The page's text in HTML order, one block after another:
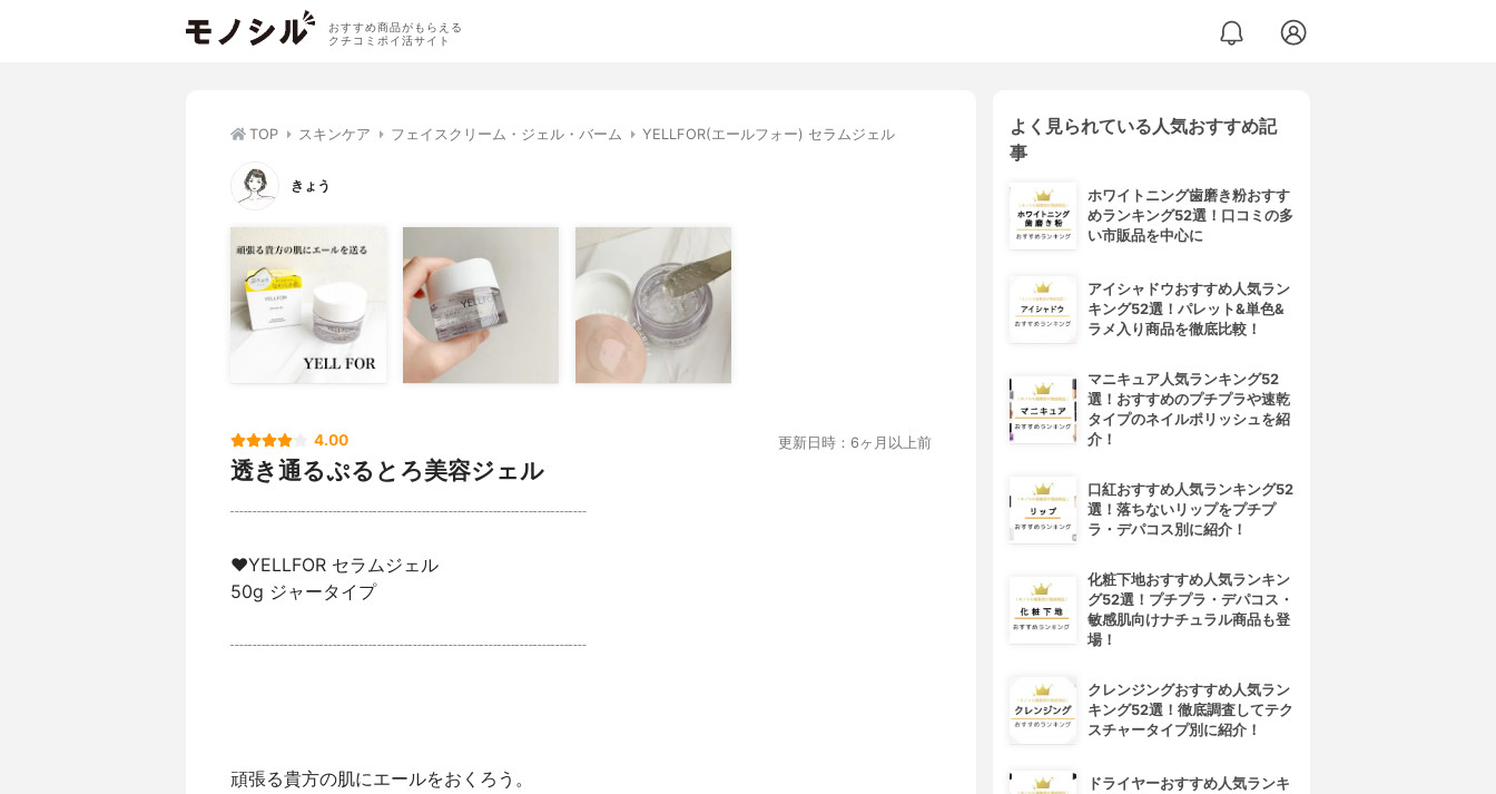
おすすめ商品がもらえる
クチコミポイ活サイト
TOP スキンケア フェイスクリーム・ジェル・バーム YELLFOR(エールフォー) セラムジェル
きょう
4.00 更新日時：6ヶ月以上前
透き通るぷるとろ美容ジェル
┈┈┈┈┈┈┈┈┈┈┈┈┈┈┈┈┈┈┈┈
♥YELLFOR セラムジェル
50g ジャータイプ
┈┈┈┈┈┈┈┈┈┈┈┈┈┈┈┈┈┈┈┈
頑張る貴方の肌にエールをおくろう。
よく見られている人気おすすめ記
事
ホワイトニング歯磨き粉おすす
めランキング52選！口コミの多
い市販品を中心に
アイシャドウおすすめ人気ラン
キング52選！パレット&単色&
ラメ入り商品を徹底比較！
マニキュア人気ランキング52
選！おすすめのプチプラや速乾
タイプのネイルポリッシュを紹
介！
口紅おすすめ人気ランキング52
選！落ちないリップをプチプ
ラ・デパコス別に紹介！
化粧下地おすすめ人気ランキン
グ52選！プチプラ・デパコス・
敏感肌向けナチュラル商品も登
場！
クレンジングおすすめ人気ラン
キング52選！徹底調査してテク
スチャータイプ別に紹介！
ドライヤーおすすめ人気ランキ